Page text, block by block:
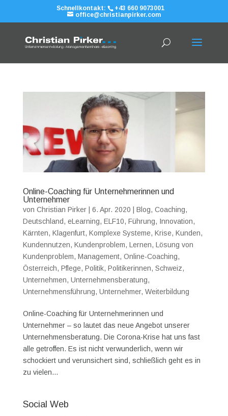
Schnellkontakt:
+43 660 9073001
office@christianpirker.com
Online-Coaching für Unternehmerinnen und
Unternehmer
von Christian Pirker| 6. Apr. 2020 Blog, Coaching,
Deutschland, eLearning, ELF10, Führung, Innovation,
Kärnten, Klagenfurt, Komplexe Systeme, Krise, Kunden,
Kundennutzen, Kundenproblem, Lernen, Lösung von
Kundenproblem, Management, Online-Coaching,
Österreich, Pflege, Politik, Politikerinnen, Schweiz,
Unternehmen, Unternehmensberatung,
Unternehmensführung, Unternehmer, Weiterbildung
Online-Coaching für Unternehmerinnen und
Unternehmer – so lautet das neue Angebot unserer
Unternehmensberatung. Die Corona-Krise hat uns fast
alle getroffen. Es ist nicht verwunderlich, wenn wir
schockiert und verunsichert sind, schließlich geht es in
zu vielen...
Social Web